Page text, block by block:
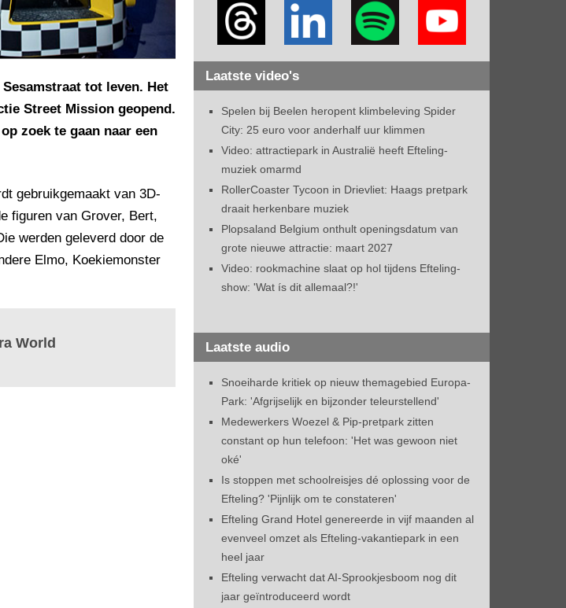
tot leven. Het
Street Mission geopend.
zoek te gaan naar een
gebruikgemaakt van 3D-
figuren van Grover, Bert,
werden geleverd door de
Elmo, Koekiemonster
World
Laatste video's
Spelen bij Beelen heropent klimbeleving Spider
City: 25 euro voor anderhalf uur klimmen
Video: attractiepark in Australië heeft Efteling-
muziek omarmd
RollerCoaster Tycoon in Drievliet: Haags pretpark
draait herkenbare muziek
Plopsaland Belgium onthult openingsdatum van
grote nieuwe attractie: maart 2027
Video: rookmachine slaat op hol tijdens Efteling-
show: 'Wat ís dit allemaal?!'
Laatste audio
Snoeiharde kritiek op nieuw themagebied Europa-
Park: 'Afgrijselijk en bijzonder teleurstellend'
Medewerkers Woezel & Pip-pretpark zitten
constant op hun telefoon: 'Het was gewoon niet
oké'
Is stoppen met schoolreisjes dé oplossing voor de
Efteling? 'Pijnlijk om te constateren'
Efteling Grand Hotel genereerde in vijf maanden al
evenveel omzet als Efteling-vakantiepark in een
heel jaar
Efteling verwacht dat AI-Sprookjesboom nog dit
jaar geïntroduceerd wordt